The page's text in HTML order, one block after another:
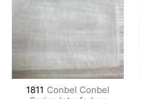
1811 Conbel Conbel